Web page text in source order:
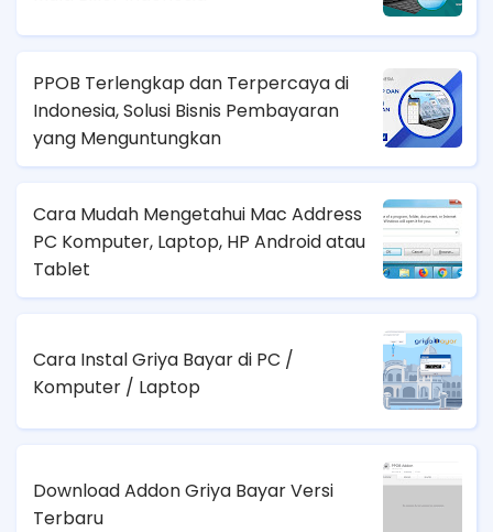
PPOB Terlengkap dan Terpercaya di
Indonesia, Solusi Bisnis Pembayaran
yang Menguntungkan
Cara Mudah Mengetahui Mac Address
PC Komputer, Laptop, HP Android atau
Tablet
Cara Instal Griya Bayar di PC /
Komputer / Laptop
Download Addon Griya Bayar Versi
Terbaru